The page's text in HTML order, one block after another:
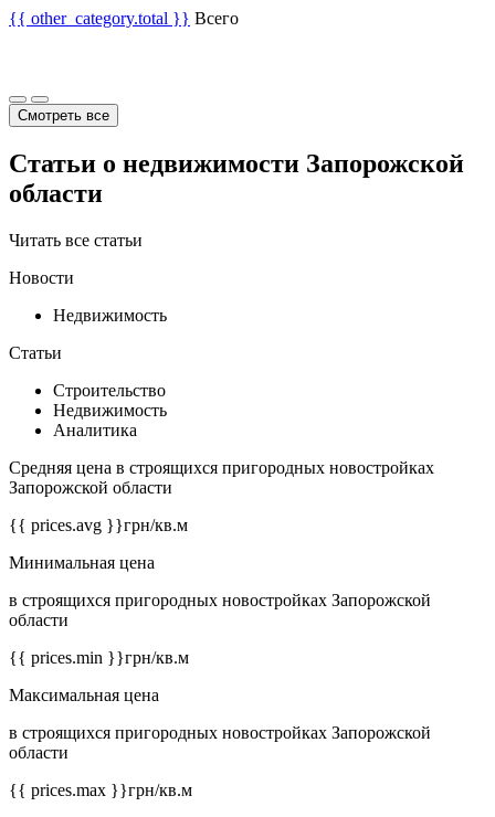
{{ other_category.total }} Всего
Смотреть все
Статьи о недвижимости Запорожской
области
Читать все статьи
Новости
Недвижимость
Статьи
Строительство
Недвижимость
Аналитика
Средняя цена в строящихся пригородных новостройках
Запорожской области
{{ prices.avg }}грн/кв.м
Минимальная цена
в строящихся пригородных новостройках Запорожской
области
{{ prices.min }}грн/кв.м
Максимальная цена
в строящихся пригородных новостройках Запорожской
области
{{ prices.max }}грн/кв.м